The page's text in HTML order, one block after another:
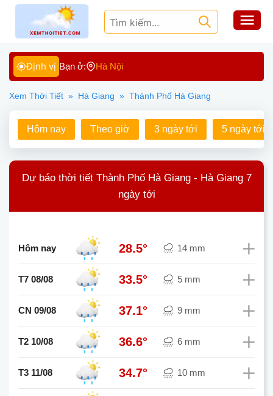
Định vị Bạn ở: Hà Nội
Xem Thời Tiết » Hà Giang » Thành Phố Hà Giang
Hôm nay Theo giờ 3 ngày tới 5 ngày tới
Dự báo thời tiết Thành Phố Hà Giang - Hà Giang 7
ngày tới
Hôm nay 28.5° 14 mm
T7 08/08 33.5° 5 mm
CN 09/08 37.1° 9 mm
T2 10/08 36.6° 6 mm
T3 11/08 34.7° 10 mm